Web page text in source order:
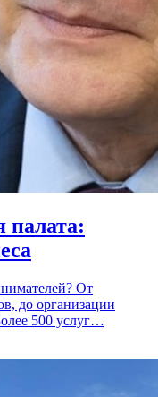
От
до организации
500 услуг…